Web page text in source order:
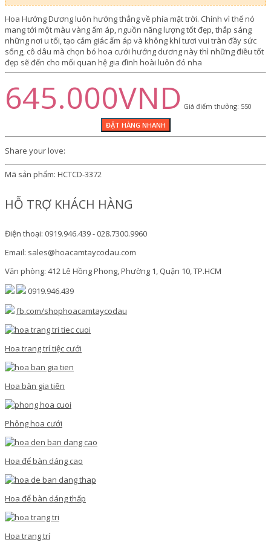
Hoa Hướng Dương luôn hướng thẳng về phía mặt trời. Chính vì thế nó
mang tới một màu vàng ấm áp, nguồn năng lượng tốt đẹp, thắp sáng
những nơi u tối, tạo cảm giác ấm áp và không khí tươi vui tràn đầy sức
sống, cô dâu mà chọn bó hoa cưới hướng dương này thì những điều tốt
đẹp sẽ đến cho mối quan hệ gia đình hoài luôn đó nha
645.000VND Giá điểm thưởng: 550
Share your love:
Mã sản phẩm: HCTCD-3372
HỖ TRỢ KHÁCH HÀNG
Điện thoại: 0919.946.439 - 028.7300.9960
Email: sales@hoacamtaycodau.com
Văn phòng: 412 Lê Hồng Phong, Phường 1, Quận 10, TP.HCM
0919.946.439
fb.com/shophoacamtaycodau
Hoa trang trí tiệc cưới
Hoa bàn gia tiên
Phông hoa cưới
Hoa để bàn dáng cao
Hoa để bàn dáng thấp
Hoa trang trí